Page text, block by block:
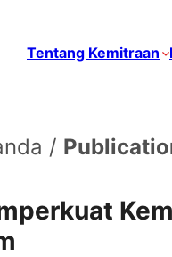
Tentang Kemitraan
/